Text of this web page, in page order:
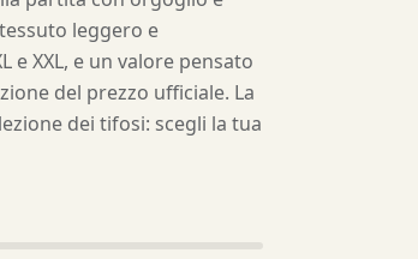
leggero e
e XXL, e un valore pensato
del prezzo ufficiale. La
dei tifosi: scegli la tua